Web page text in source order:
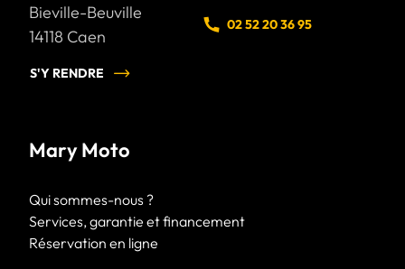
Bieville-Beuville
14118 Caen
S'Y RENDRE
02 52 20 36 95
Mary Moto
Qui sommes-nous ?
Services, garantie et financement
Réservation en ligne